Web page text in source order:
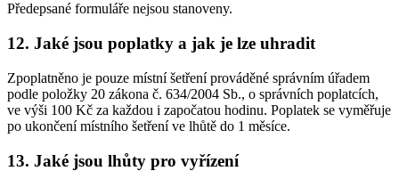
Předepsané formuláře nejsou stanoveny.
12. Jaké jsou poplatky a jak je lze uhradit
Zpoplatněno je pouze místní šetření prováděné správním úřadem
podle položky 20 zákona č. 634/2004 Sb., o správních poplatcích,
ve výši 100 Kč za každou i započatou hodinu. Poplatek se vyměřuje
po ukončení místního šetření ve lhůtě do 1 měsíce.
13. Jaké jsou lhůty pro vyřízení